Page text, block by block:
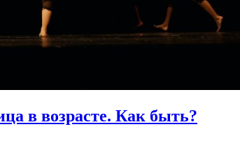
в возрасте. Как быть?